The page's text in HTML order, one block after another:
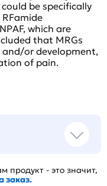
be specifically
which are
that MRGs
or development,
of pain.
продукт - это значит,
заказ.